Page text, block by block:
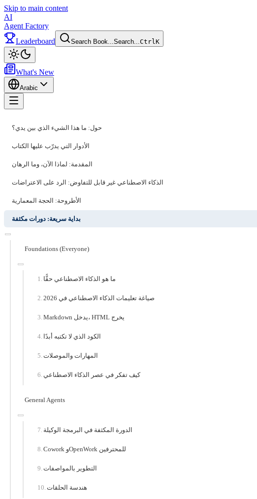
Skip to main content
AI
Agent Factory
Leaderboard
Search Book...Search...CtrlK
What's New
Arabic
حول: ما هذا الشيء الذي بين يدي؟
الأدوار التي يدرّب عليها الكتاب
المقدمة: لماذا الآن، وما الرهان
الذكاء الاصطناعي غير قابل للتفاوض: الرد على الاعتراضات
الأطروحة: الحجة المعمارية
بداية سريعة: دورات مكثفة
Foundations (Everyone)
ما هو الذكاء الاصطناعي حقًّا
صياغة تعليمات الذكاء الاصطناعي في 2026
Markdown يدخل، HTML يخرج
الكود الذي لا تكتبه أبدًا
المهارات والموصلات
كيف تفكر في عصر الذكاء الاصطناعي
General Agents
الدورة المكثفة في البرمجة الوكيلة
Cowork وOpenWork للمحترفين
التطوير بالمواصفات
هندسة الحلقات